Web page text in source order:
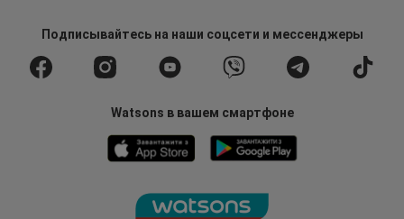
Подписывайтесьна наши соцсети и мессенджеры
Watsons в вашем смартфоне